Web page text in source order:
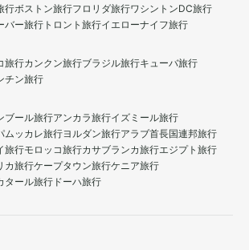
行ボストン旅行フロリダ旅行ワシントンDC旅行
バー旅行 トロント旅行イエローナイフ旅行
旅行カンクン旅行ブラジル旅行キューバ旅行
チン旅行
ブール旅行アンカラ旅行イズミール旅行
ムッカレ旅行ヨルダン旅行アラブ首長国連邦旅行
旅行モロッコ旅行カサブランカ旅行エジプト旅行
カ旅行ケープタウン旅行ケニア旅行
タール旅行 ドーハ旅行